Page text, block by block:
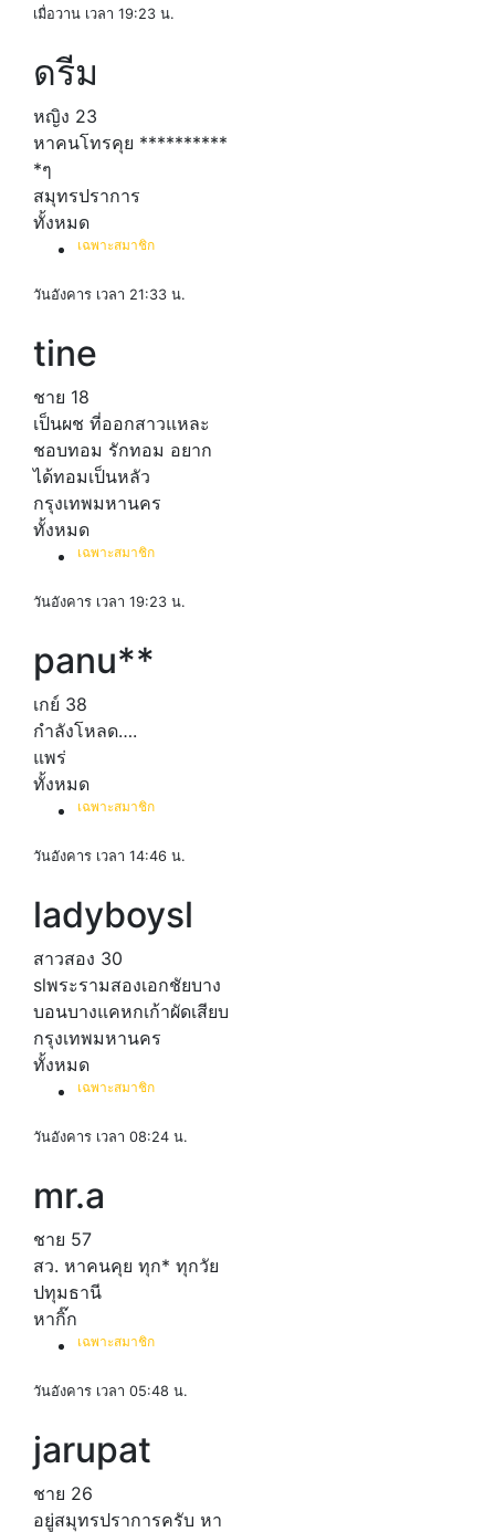
เมื่อวาน เวลา 19:23 น.
ดรีม
หญิง 23
หาคนโทรคุย **********
*ๆ
สมุทรปราการ
ทั้งหมด
เฉพาะสมาชิก
วันอังคาร เวลา 21:33 น.
tine
ชาย 18
เป็นผช ที่ออกสาวแหละ
ชอบทอม รักทอม อยาก
ได้ทอมเป็นหลัว
กรุงเทพมหานคร
ทั้งหมด
เฉพาะสมาชิก
วันอังคาร เวลา 19:23 น.
panu**
เกย์ 38
กำลังโหลด….
แพร่
ทั้งหมด
เฉพาะสมาชิก
วันอังคาร เวลา 14:46 น.
ladyboysl
สาวสอง 30
slพระรามสองเอกชัยบาง
บอนบางแคหกเก้าผัดเสียบ
กรุงเทพมหานคร
ทั้งหมด
เฉพาะสมาชิก
วันอังคาร เวลา 08:24 น.
mr.a
ชาย 57
สว. หาคนคุย ทุก* ทุกวัย
ปทุมธานี
หากิ๊ก
เฉพาะสมาชิก
วันอังคาร เวลา 05:48 น.
jarupat
ชาย 26
อยู่สมุทรปราการครับ หา